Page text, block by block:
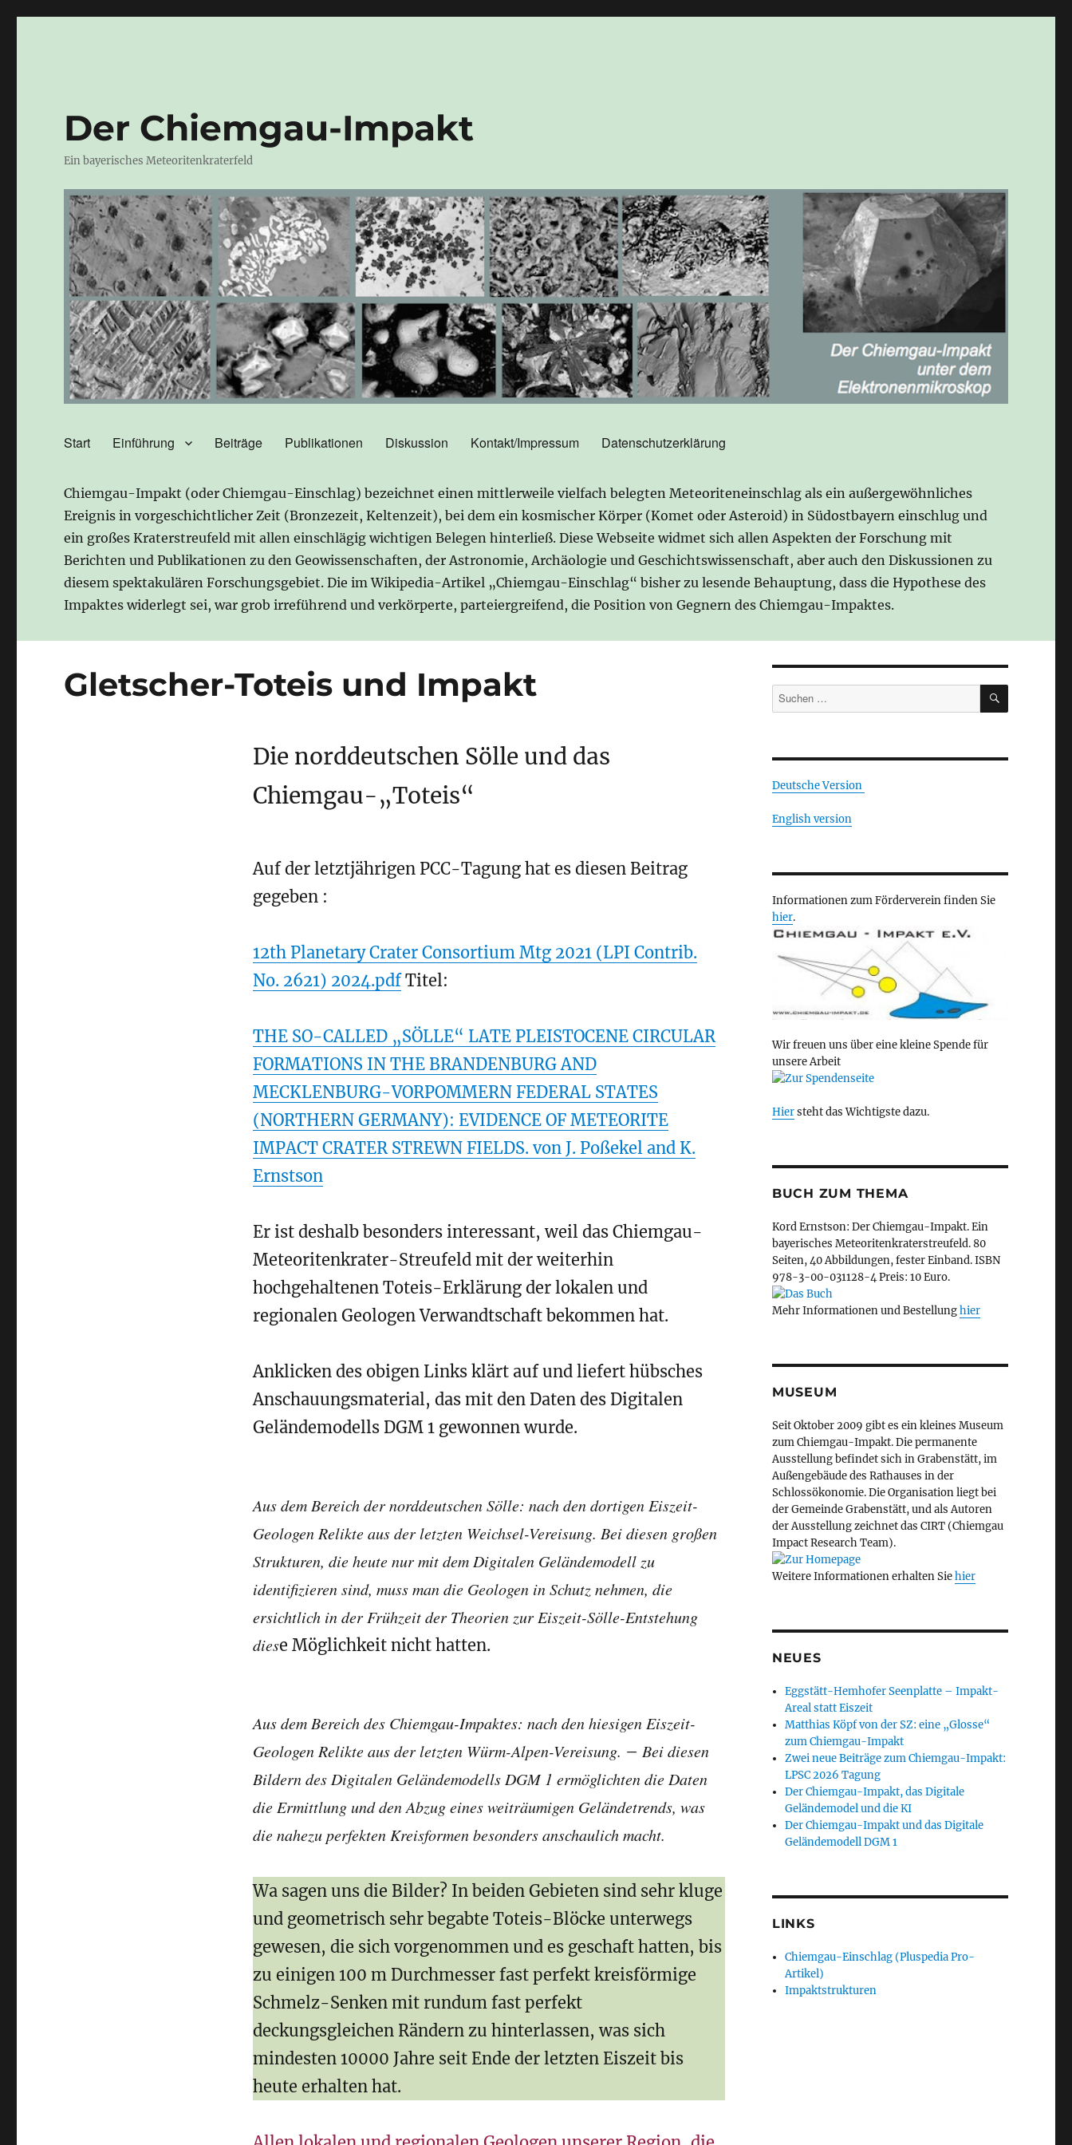
Der Chiemgau-Impakt
Ein bayerisches Meteoritenkraterfeld
Start Einführung Beiträge Publikationen Diskussion Kontakt/Impressum Datenschutzerklärung
Chiemgau-Impakt (oder Chiemgau-Einschlag) bezeichnet einen mittlerweile vielfach belegten Meteoriteneinschlag als ein außergewöhnliches
Ereignis in vorgeschichtlicher Zeit (Bronzezeit, Keltenzeit), bei dem ein kosmischer Körper (Komet oder Asteroid) in Südostbayern einschlug und
ein großes Kraterstreufeld mit allen einschlägig wichtigen Belegen hinterließ. Diese Webseite widmet sich allen Aspekten der Forschung mit
Berichten und Publikationen zu den Geowissenschaften, der Astronomie, Archäologie und Geschichtswissenschaft, aber auch den Diskussionen zu
diesem spektakulären Forschungsgebiet. Die im Wikipedia-Artikel „Chiemgau-Einschlag“ bisher zu lesende Behauptung, dass die Hypothese des
Impaktes widerlegt sei, war grob irreführend und verkörperte, parteiergreifend, die Position von Gegnern des Chiemgau-Impaktes.
Gletscher-Toteis und Impakt
Die norddeutschen Sölle und das
Chiemgau-„Toteis“
Auf der letztjährigen PCC-Tagung hat es diesen Beitrag
gegeben :
12th Planetary Crater Consortium Mtg 2021 (LPI Contrib.
No. 2621) 2024.pdfTitel:
THE SO-CALLED „SÖLLE“ LATE PLEISTOCENE CIRCULAR
FORMATIONS IN THE BRANDENBURG AND
MECKLENBURG-VORPOMMERN FEDERAL STATES
(NORTHERN GERMANY): EVIDENCE OF METEORITE
IMPACT CRATER STREWN FIELDS. von J. Poßekel and K.
Ernstson
Er ist deshalb besonders interessant, weil das Chiemgau-
Meteoritenkrater-Streufeld mit der weiterhin
hochgehaltenen Toteis-Erklärung der lokalen und
regionalen Geologen Verwandtschaft bekommen hat.
Anklicken des obigen Links klärt auf und liefert hübsches
Anschauungsmaterial, das mit den Daten des Digitalen
Geländemodells DGM 1 gewonnen wurde.
Aus dem Bereich der norddeutschen Sölle: nach den dortigen Eiszeit-
Geologen Relikte aus der letzten Weichsel-Vereisung. Bei diesen großen
Strukturen, die heute nur mit dem Digitalen Geländemodell zu
identifizieren sind, muss man die Geologen in Schutz nehmen, die
ersichtlich in der Frühzeit der Theorien zur Eiszeit-Sölle-Entstehung
diese Möglichkeit nicht hatten.
Aus dem Bereich des Chiemgau-Impaktes: nach den hiesigen Eiszeit-
Geologen Relikte aus der letzten Würm-Alpen-Vereisung. – Bei diesen
Bildern des Digitalen Geländemodells DGM 1 ermöglichten die Daten
die Ermittlung und den Abzug eines weiträumigen Geländetrends, was
die nahezu perfekten Kreisformen besonders anschaulich macht.
Wa sagen uns die Bilder? In beiden Gebieten sind sehr kluge
und geometrisch sehr begabte Toteis-Blöcke unterwegs
gewesen, die sich vorgenommen und es geschaft hatten, bis
zu einigen 100 m Durchmesser fast perfekt kreisförmige
Schmelz-Senken mit rundum fast perfekt
deckungsgleichen Rändern zu hinterlassen, was sich
mindesten 10000 Jahre seit Ende der letzten Eiszeit bis
heute erhalten hat.
Suchen
nach:
SUCHEN
Deutsche Version
English version
Informationen zum Förderverein finden Sie
hier.
Wir freuen uns über eine kleine Spende für
unsere Arbeit
Hiersteht das Wichtigste dazu.
BUCH ZUM THEMA
Kord Ernstson: Der Chiemgau-Impakt. Ein
bayerisches Meteoritenkraterstreufeld. 80
Seiten, 40 Abbildungen, fester Einband. ISBN
978-3-00-031128-4 Preis: 10 Euro.
Mehr Informationen und Bestellunghier
MUSEUM
Seit Oktober 2009 gibt es ein kleines Museum
zum Chiemgau-Impakt. Die permanente
Ausstellung befindet sich in Grabenstätt, im
Außengebäude des Rathauses in der
Schlossökonomie. Die Organisation liegt bei
der Gemeinde Grabenstätt, und als Autoren
der Ausstellung zeichnet das CIRT (Chiemgau
Impact Research Team).
Weitere Informationen erhalten Siehier
NEUES
Eggstätt-Hemhofer Seenplatte – Impakt-
Areal statt Eiszeit
Matthias Köpf von der SZ: eine „Glosse“
zum Chiemgau-Impakt
Zwei neue Beiträge zum Chiemgau-Impakt:
LPSC 2026 Tagung
Der Chiemgau-Impakt, das Digitale
Geländemodel und die KI
Der Chiemgau-Impakt und das Digitale
Geländemodell DGM 1
LINKS
Chiemgau-Einschlag (Pluspedia Pro-
Artikel)
Impaktstrukturen